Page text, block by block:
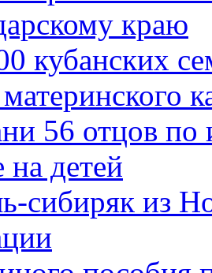
краю
кубанских
56 отцов по
на детей
сибиряк из